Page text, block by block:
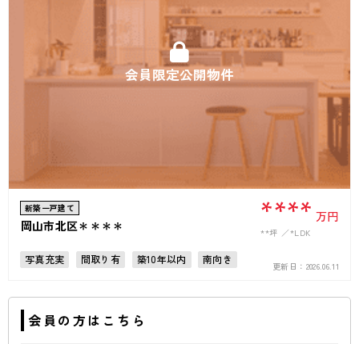
会員限定公開物件
新築一戸建て
岡山市北区＊＊＊＊ **** 万円
**坪 *LDK
写真充実 間取り有 築10年以内
南向き
南面バルコニー
上下水道完備
更新日： 2026.06.11
会員の方はこちら